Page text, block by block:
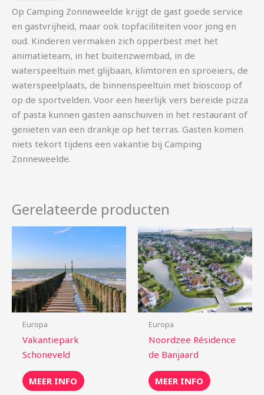
Op Camping Zonneweelde krijgt de gast goede service
en gastvrijheid, maar ook topfaciliteiten voor jong en
oud. Kinderen vermaken zich opperbest met het
animatieteam, in het buitenzwembad, in de
waterspeeltuin met glijbaan, klimtoren en sproeiers, de
waterspeelplaats, de binnenspeeltuin met bioscoop of
op de sportvelden. Voor een heerlijk vers bereide pizza
of pasta kunnen gasten aanschuiven in het restaurant of
genieten van een drankje op het terras. Gasten komen
niets tekort tijdens een vakantie bij Camping
Zonneweelde.
Gerelateerde producten
Europa
Vakantiepark
Schoneveld
MEER INFO
Europa
Noordzee Résidence
de Banjaard
MEER INFO